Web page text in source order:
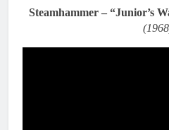
Steamhammer – “Junior’s